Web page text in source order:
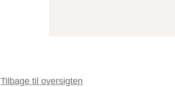
Tilbage til oversigten